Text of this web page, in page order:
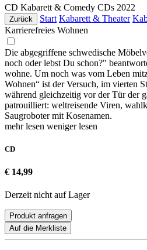
CD Kabarett & Comedy CDs 2022
Zurück Start Kabarett & Theater
Karrierefreies Wohnen
Die abgegriffene schwedische
noch oder lebst Du schon?"
wohne. Um noch was vom Leben
Wohnen“ ist der Versuch, im vierten
während gleichzeitig vor der Tür der
patrouilliert: weltreisende Viren,
Saugroboter mit Kosenamen.
mehr lesen weniger lesen
CD
€ 14,99
Derzeit nicht auf Lager
Produkt anfragen
Auf die Merkliste